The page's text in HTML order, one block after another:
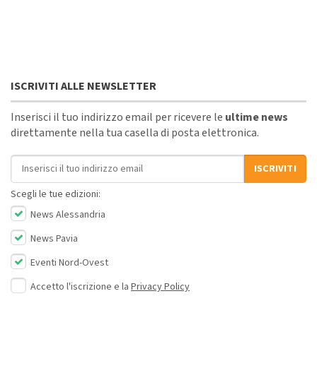
ISCRIVITI ALLE NEWSLETTER
Inserisci il tuo indirizzo email per ricevere le ultime news
direttamente nella tua casella di posta elettronica.
Indirizzo email
ISCRIVITI
Scegli le tue edizioni:
News Alessandria
News Pavia
Eventi Nord-Ovest
Accetto l'iscrizione e la Privacy Policy